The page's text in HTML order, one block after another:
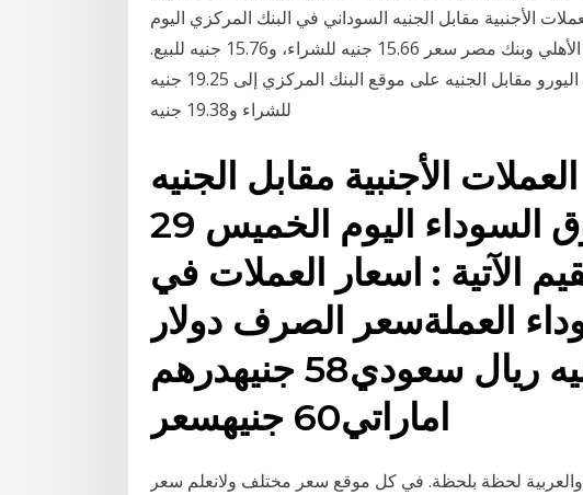
الأجنبية مقابل الجنيه السوداني في البنك المركزي اليوم
الاثنين 4 وسجل سعر صرف الدولار لدى البنك الأهلي وبنك مصر سعر 15.66 جنيه للشراء، و15.76 جنيه للبيع.
سعر اليورو وارتفع متوسط سعر صرف اليورو مقابل الجنيه على موقع البنك المركزي إلى 19.25 جنيه
للشراء و19.38 جنيه
الأجنبية مقابل الجنيه
السوداني في السوق السوداء اليوم الخميس 29
2020 القيم الآتية : اسعار العملات في
العملةسعر الصرف دولار
امريكي230 جنيه ريال سعودي58 جنيهدرهم
اماراتي60 جنيهسعر
والعربية لحظة بلحظة. في كل موقع سعر مختلف ولانعلم سعر